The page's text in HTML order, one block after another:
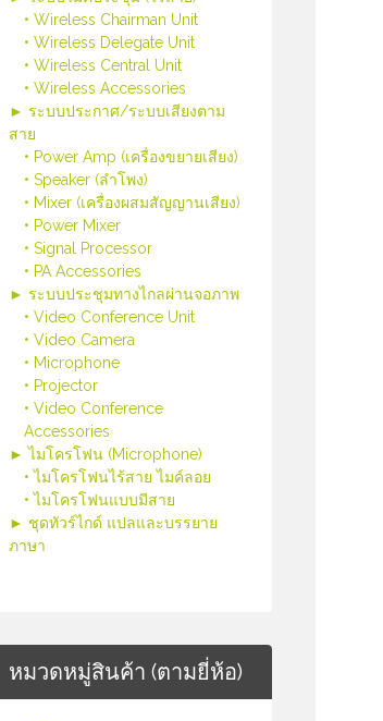
• Wireless Chairman Unit
• Wireless Delegate Unit
• Wireless Central Unit
• Wireless Accessories
► ระบบประกาศ/ระบบเสียงตาม
สาย
• Power Amp (เครื่องขยายเสียง)
• Speaker (ลำโพง)
• Mixer (เครื่องผสมสัญญานเสียง)
• Power Mixer
• Signal Processor
• PA Accessories
► ระบบประชุมทางไกลผ่านจอภาพ
• Video Conference Unit
• Video Camera
• Microphone
• Projector
• Video Conference
Accessories
► ไมโครโฟน (Microphone)
• ไมโครโฟนไร้สาย ไมค์ลอย
• ไมโครโฟนแบบมีสาย
► ชุดทัวร์ไกด์ แปลและบรรยาย
ภาษา
หมวดหมู่สินค้า (ตามยี่ห้อ)